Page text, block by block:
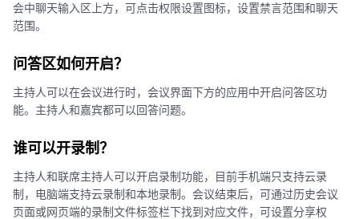
会中聊天输入区上方，可点击权限设置图标，设置禁言范围和聊天
范围。
问答区如何开启？
主持人可以在会议进行时，会议界面下方的应用中开启问答区功
能。主持人和嘉宾都可以回答问题。
谁可以开录制？
主持人和联席主持人可以开启录制功能，目前手机端只支持云录
制，电脑端支持云录制和本地录制。会议结束后，可通过历史会议
页面或网页端的录制文件标签栏下找到对应文件，可设置分享权